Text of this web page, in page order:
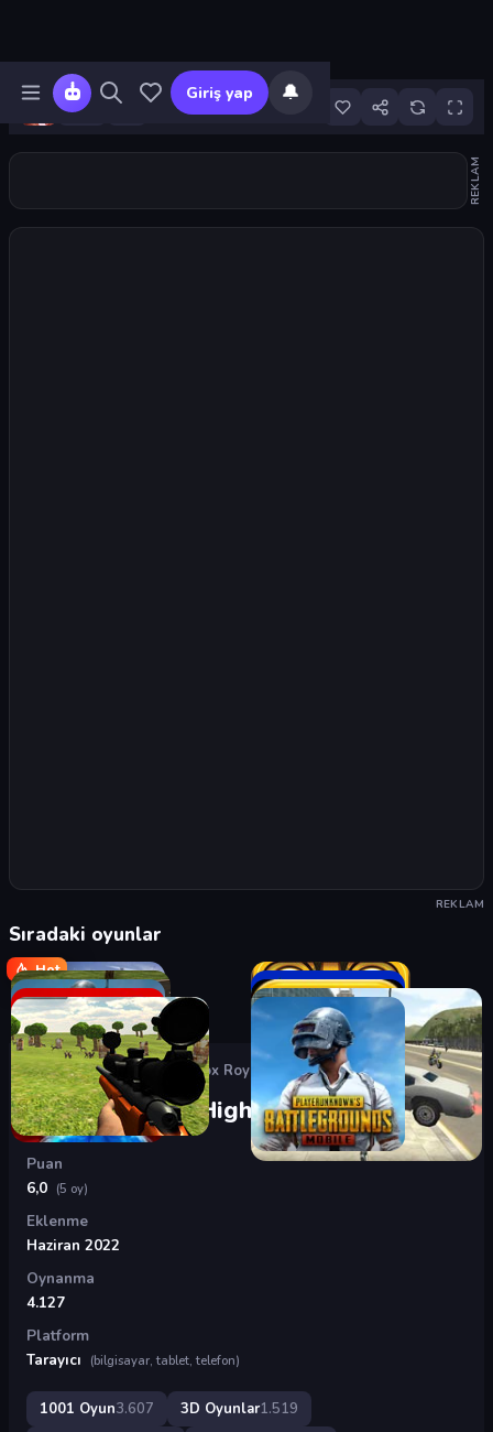
Giriş yap 🔔
3
REKLAM
REKLAM
Sıradaki oyunlar
Hot
Oyunlar›3D Oyunlar Roblox Royale High
Roblox Royale High
Puan
6,0 (5 oy)
Eklenme
Haziran 2022
Oynanma
4.127
Platform
Tarayıcı
(bilgisayar, tablet, telefon)
1001 Oyun3.607 3D Oyunlar1.519